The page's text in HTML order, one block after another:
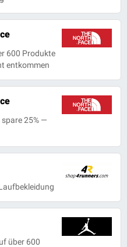
600 Produkte
entkommen
25% —
über 600